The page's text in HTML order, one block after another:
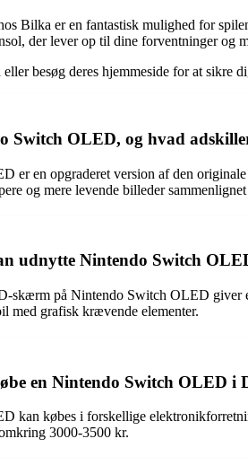
Bilka er en fantastisk mulighed for
der lever op til dine forventninger og
besøg deres hjemmeside for at
Switch OLED, og hvad
er en opgraderet version af den
og mere levende billeder
udnytte Nintendo Switch
skærm på Nintendo Switch OLED giver
med grafisk krævende elementer.
en Nintendo Switch OLED i
kan købes i forskellige
3000-3500 kr.